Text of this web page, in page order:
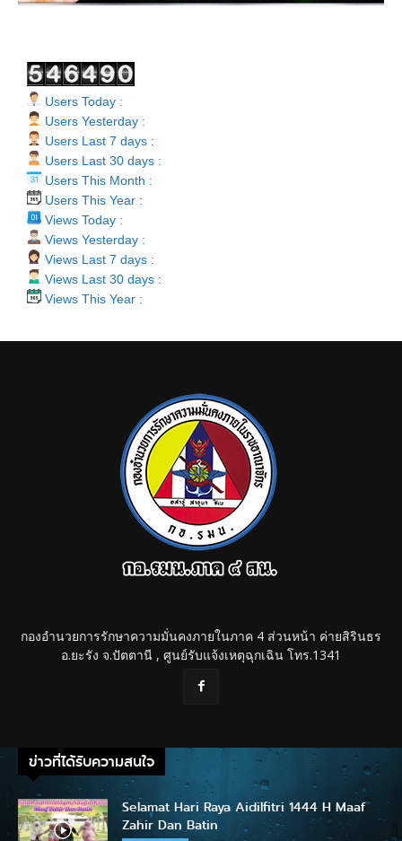
Users Today :
Users Yesterday :
Users Last 7 days :
Users Last 30 days :
Users This Month :
Users This Year :
Views Today :
Views Yesterday :
Views Last 7 days :
Views Last 30 days :
Views This Year :
กองอำนวยการรักษาความมั่นคงภายในภาค 4 ส่วนหน้า ค่ายสิรินธร
อ.ยะรัง จ.ปัตตานี , ศูนย์รับแจ้งเหตุฉุกเฉิน โทร.1341
ข่าวที่ได้รับความสนใจ
Selamat Hari Raya Aidilfitri 1444 H Maaf
Zahir Dan Batin